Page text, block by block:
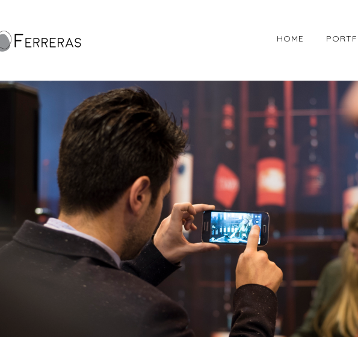
HOME